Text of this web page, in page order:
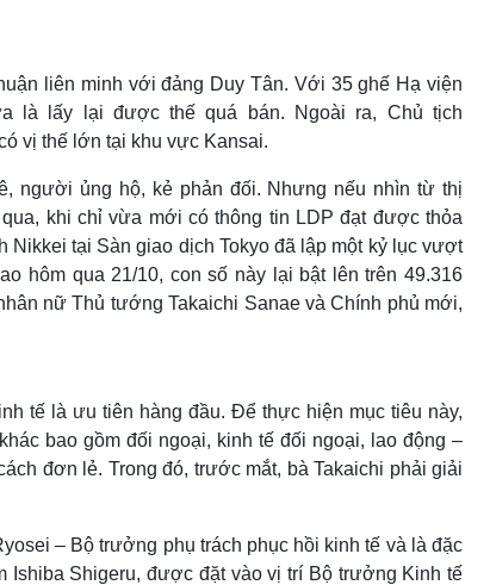
liên minh với đảng Duy Tân. Với 35 ghế Hạ viện
là lấy lại được thế quá bán. Ngoài ra, Chủ tịch
vị thế lớn tại khu vực Kansai.
người ủng hộ, kẻ phản đối. Nhưng nếu nhìn từ thị
khi chỉ vừa mới có thông tin LDP đạt được thỏa
tại Sàn giao dịch Tokyo đã lập một kỷ lục vượt
hôm qua 21/10, con số này lại bật lên trên 49.316
nữ Thủ tướng Takaichi Sanae và Chính phủ mới,
tế là ưu tiên hàng đầu. Để thực hiện mục tiêu này,
bao gồm đối ngoại, kinh tế đối ngoại, lao động –
đơn lẻ. Trong đó, trước mắt, bà Takaichi phải giải
– Bộ trưởng phụ trách phục hồi kinh tế và là đặc
Ishiba Shigeru, được đặt vào vị trí Bộ trưởng Kinh tế